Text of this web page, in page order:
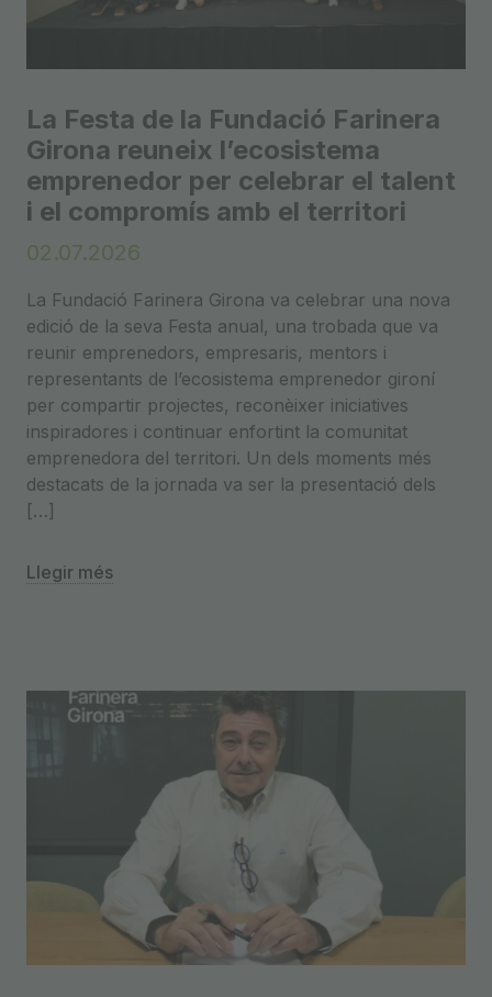
La Festa de la Fundació Farinera
Girona reuneix l’ecosistema
emprenedor per celebrar el talent
i el compromís amb el territori
02.07.2026
La Fundació Farinera Girona va celebrar una nova
edició de la seva Festa anual, una trobada que va
reunir emprenedors, empresaris, mentors i
representants de l’ecosistema emprenedor gironí
per compartir projectes, reconèixer iniciatives
inspiradores i continuar enfortint la comunitat
emprenedora del territori. Un dels moments més
destacats de la jornada va ser la presentació dels
[…]
Llegir més